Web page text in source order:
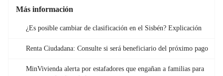
Más información
¿Es posible cambiar de clasificación en el Sisbén? Explicación
Renta Ciudadana: Consulte si será beneficiario del próximo pago
MinVivienda alerta por estafadores que engañan a familias para